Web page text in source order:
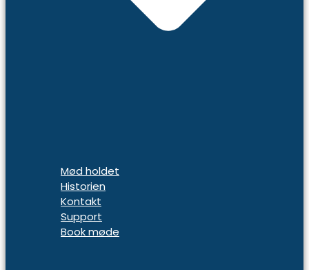
Mød holdet
Historien
Kontakt
Support
Book møde